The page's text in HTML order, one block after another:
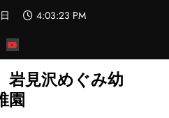
4:03:25 PM
見沢めぐみ幼
園